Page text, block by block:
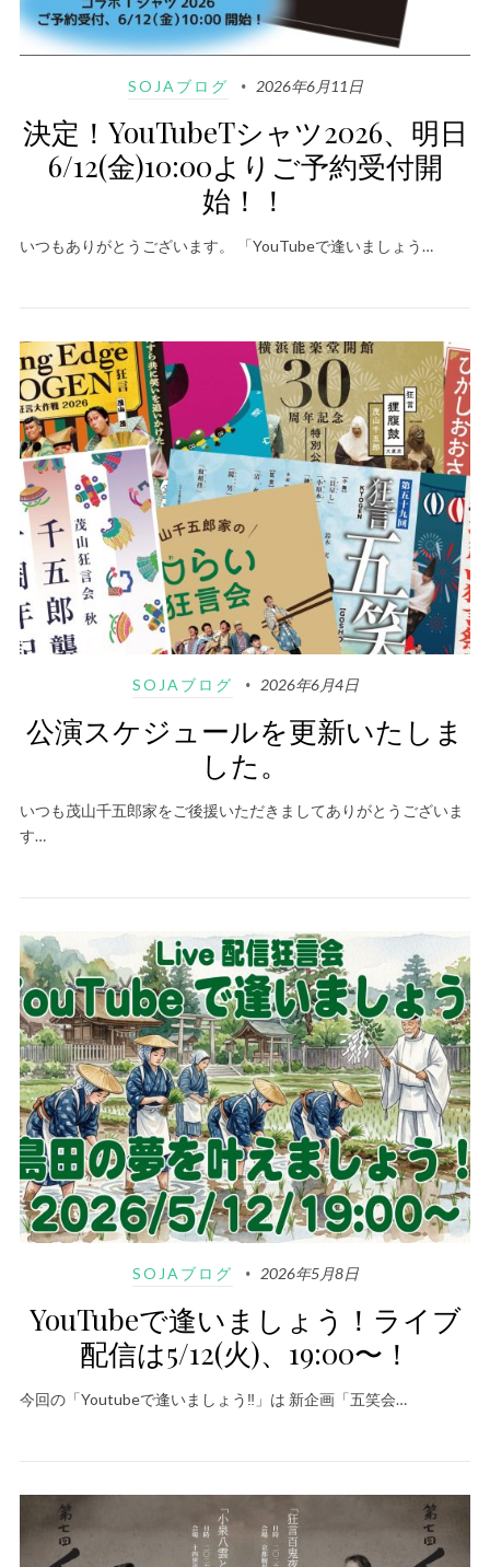
SOJAブログ 2026年6月11日
決定！YouTubeTシャツ2026、明日
6/12(金)10:00よりご予約受付開
始！！
いつもありがとうございます。 「YouTubeで逢いましょう…
SOJAブログ 2026年6月4日
公演スケジュールを更新いたしま
した。
いつも茂山千五郎家をご後援いただきましてありがとうございま
す…
SOJAブログ 2026年5月8日
YouTubeで逢いましょう！ライブ
配信は5/12(火)、19:00〜！
今回の「Youtubeで逢いましょう‼️」は 新企画「五笑会…